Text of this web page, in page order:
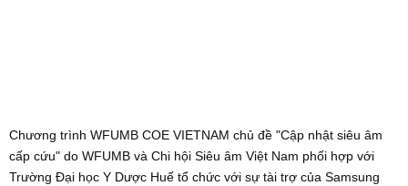
Chương trình WFUMB COE VIETNAM chủ đề "Cập nhật siêu âm
cấp cứu" do WFUMB và Chi hội Siêu âm Việt Nam phối hợp với
Trường Đại học Y Dược Huế tổ chức với sự tài trợ của Samsung